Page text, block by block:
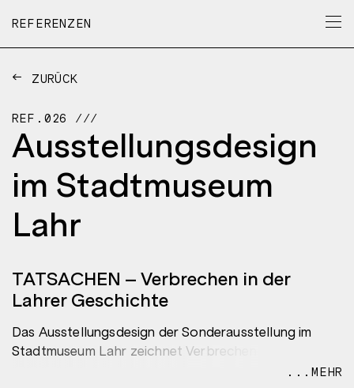
REFERENZEN
ZURÜCK
REF.026
Ausstellungsdesign
im Stadtmuseum
Lahr
TATSACHEN – Verbrechen in der
Lahrer Geschichte
Das Ausstellungsdesign der Sonderausstellung im
Stadtmuseum Lahr zeichnet Verbrechen der
Stadtgeschichte vom Mittelalter bis heute nach und
...MEHR